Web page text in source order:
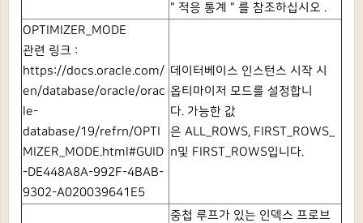
" 적응 통계 " 를 참조하십시오 .
OPTIMIZER_MODE
관련 링크 :
https://docs.oracle.com/
en/database/oracle/orac
le-
database/19/refrn/OPTI
MIZER_MODE.html#GUID
-DE448A8A-992F-4BAB-
9302-A020039641E5
데이터베이스 인스턴스 시작 시
옵티마이저 모드를 설정합니
다. 가능한 값
은 ALL_ROWS, FIRST_ROWS_
n및 FIRST_ROWS입니다.
중첩 루프가 있는 인덱스 프로브